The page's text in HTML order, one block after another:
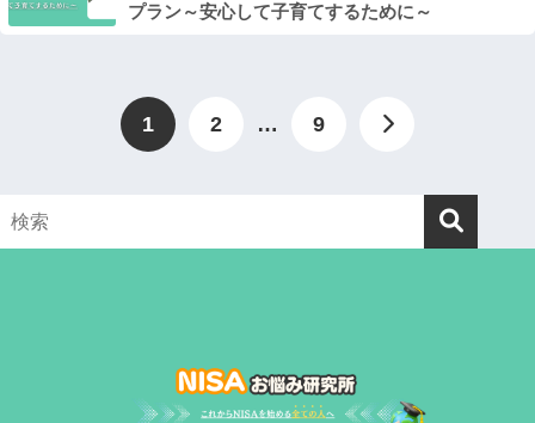
プラン～安心して子育てするために～
1 2 … 9